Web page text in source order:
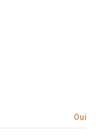
Oui